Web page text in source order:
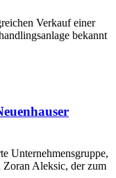
Verkauf einer
bekannt
Unternehmensgruppe,
Zoran Aleksic, der zum